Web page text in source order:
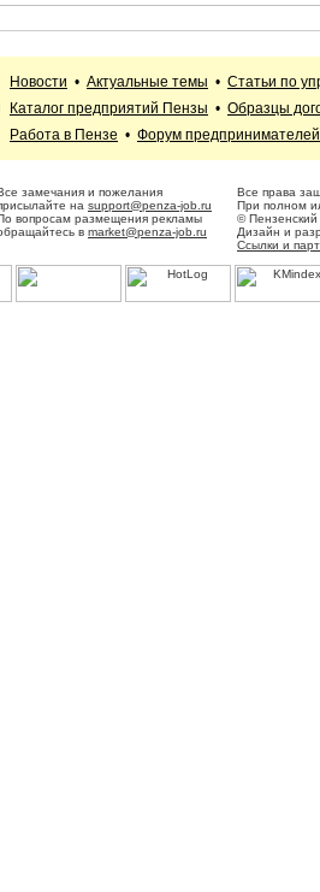
Новости • Актуальные темы • Статьи по
Каталог предприятий Пензы • Образцы
Работа в Пензе • Форум предпринимателей
замечания и пожелания
на support@penza-job.ru
вопросам размещения рекламы
в market@penza-job.ru
Все права
При полном
©
Дизайн и
Ссылки и